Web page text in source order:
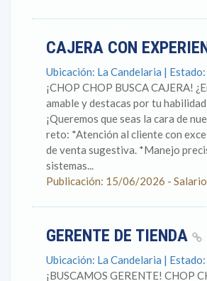
CAJERA CON
Ubicación: La Candelaria |
¡CHOP CHOP BUSCA CAJERA!
amable y destacas por tu
¡Queremos que seas la cara de
reto: *Atención al cliente con
de venta sugestiva. *Manejo
sistemas...
Publicación: 15/06/2026 -
GERENTE DE TIENDA
Ubicación: La Candelaria |
¡BUSCAMOS GERENTE! CHOP